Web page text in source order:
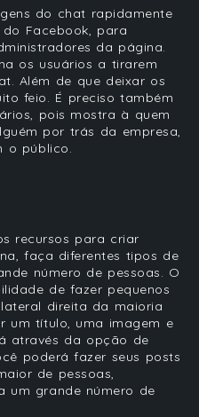
do chat rapidamente
Facebook, para
da página.
os usuários a tirarem
Além de que deixar os
feio. É preciso também
pois mostra à quem
por trás da empresa,
o público.
recursos para criar
faça diferentes tipos de
número de pessoas. O
de fazer pequenos
direita da maioria
um título, uma imagem e
através da opção de
poderá fazer seus posts
de pessoas,
um grande número de